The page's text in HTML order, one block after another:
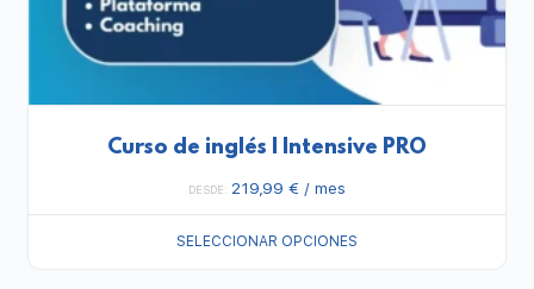
Curso de inglés | Intensive PRO
DESDE: 219,99 € / mes
SELECCIONAR OPCIONES